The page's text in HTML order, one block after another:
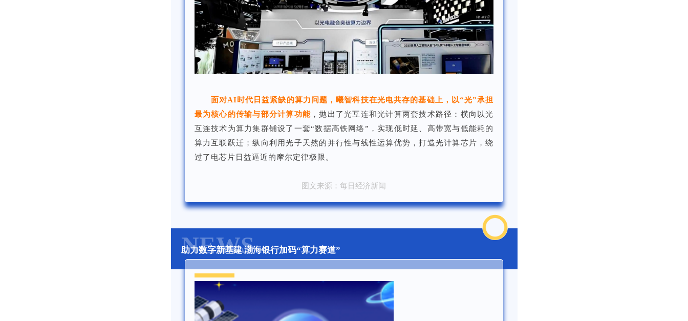
面对AI时代日益紧缺的算力问题，曦智科技在光电共存的基础上，以“光”承担
最为核心的传输与部分计算功能 ，抛出了光互连和光计算两套技术路径：横向以光
互连技术为算力集群铺设了一套“数据高铁网络”，实现低时延、高带宽与低能耗的
算力互联跃迁；纵向利用光子天然的并行性与线性运算优势，打造光计算芯片，绕
过了电芯片日益逼近的摩尔定律极限。
图文来源：每日经济新闻
NEWS
助力数字新基建 渤海银行加码“算力赛道”